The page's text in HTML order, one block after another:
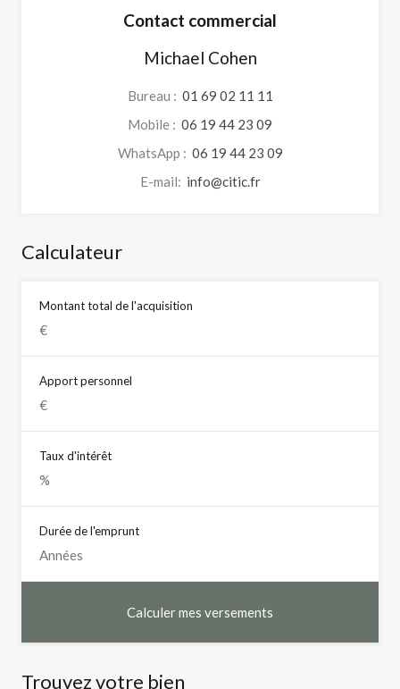
Contact commercial
Michael Cohen
Bureau : 01 69 02 11 11
Mobile : 06 19 44 23 09
WhatsApp : 06 19 44 23 09
E-mail: info@citic.fr
Calculateur
Montant total de l'acquisition
Apport personnel
Taux d'intérêt
Durée de l'emprunt
Trouvez votre bien